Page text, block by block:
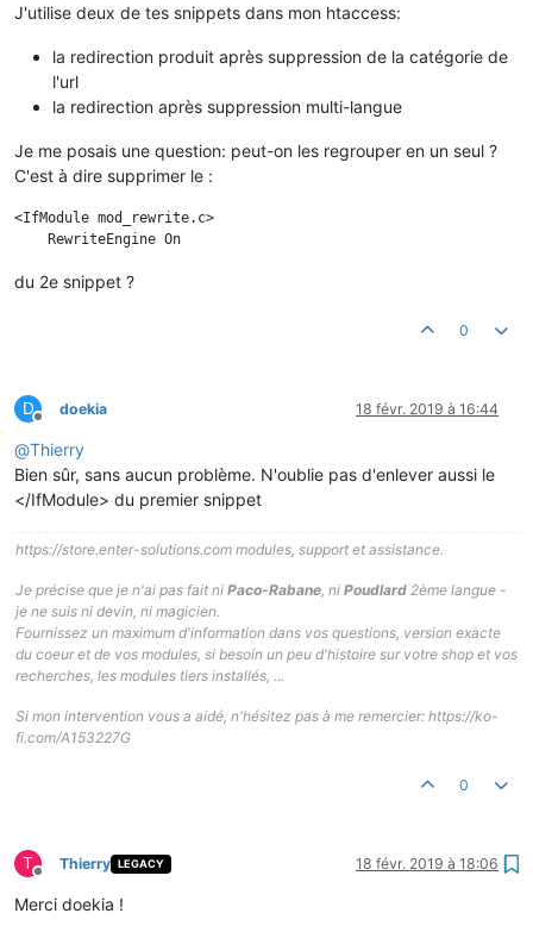
J'utilise deux de tes snippets dans mon htaccess:
la redirection produit après suppression de la catégorie de
l'url
la redirection après suppression multi-langue
Je me posais une question: peut-on les regrouper en un seul ?
C'est à dire supprimer le :
<IfModule mod_rewrite.c>
du 2e snippet ?
0
D
Hors-ligne
doekia 18 févr. 2019 à 16:44
@Thierry
Bien sûr, sans aucun problème. N'oublie pas d'enlever aussi le
</IfModule> du premier snippet
https://store.enter-solutions.com modules, support et assistance.
Je précise que je n'ai pas fait ni Paco-Rabane , ni Poudlard 2ème langue -
je ne suis ni devin, ni magicien.
Fournissez un maximum d'information dans vos questions, version exacte
du coeur et de vos modules, si besoin un peu d'histoire sur votre shop et vos
recherches, les modules tiers installés, ...
Si mon intervention vous a aidé, n'hésitez pas à me remercier: https://ko-
fi.com/A153227G
0
T
Hors-ligne
Thierry LEGACY 18 févr. 2019 à 18:06
Merci doekia !